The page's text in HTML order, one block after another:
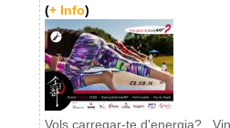
(+ Info)
Vols carregar-te d'energia?